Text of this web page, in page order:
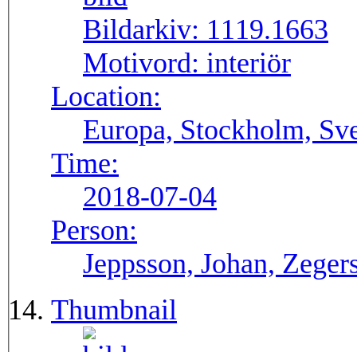
Bildarkiv: 1119.1663
Motivord: interiör
Location:
Europa, Stockholm,
Time:
2018-07-04
Person:
Jeppsson, Johan,
Thumbnail